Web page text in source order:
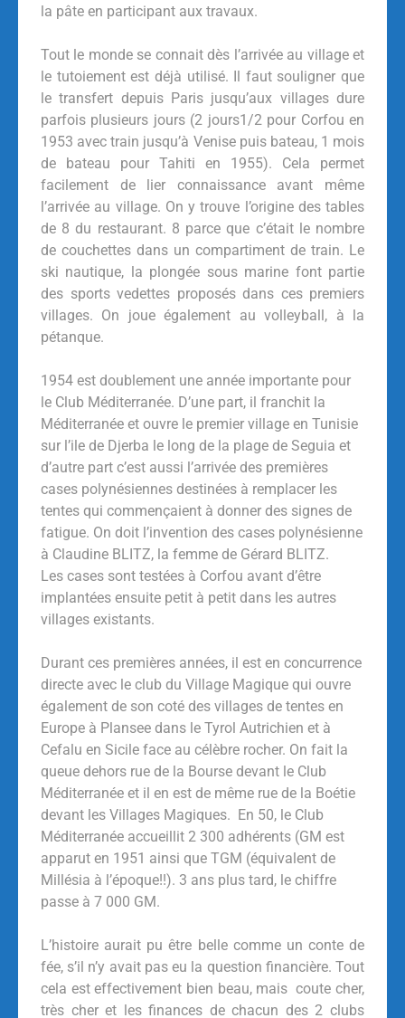
la pâte en participant aux travaux.
Tout le monde se connait dès l’arrivée au village et
le tutoiement est déjà utilisé. Il faut souligner que
le transfert depuis Paris jusqu’aux villages dure
parfois plusieurs jours (2 jours1/2 pour Corfou en
1953 avec train jusqu’à Venise puis bateau, 1 mois
de bateau pour Tahiti en 1955). Cela permet
facilement de lier connaissance avant même
l’arrivée au village. On y trouve l’origine des tables
de 8 du restaurant. 8 parce que c’était le nombre
de couchettes dans un compartiment de train. Le
ski nautique, la plongée sous marine font partie
des sports vedettes proposés dans ces premiers
villages. On joue également au volleyball, à la
pétanque.
1954 est doublement une année importante pour
le Club Méditerranée. D’une part, il franchit la
Méditerranée et ouvre le premier village en Tunisie
sur l’ile de Djerba le long de la plage de Seguia et
d’autre part c’est aussi l’arrivée des premières
cases polynésiennes destinées à remplacer les
tentes qui commençaient à donner des signes de
fatigue. On doit l’invention des cases polynésienne
à Claudine BLITZ, la femme de Gérard BLITZ.
Les cases sont testées à Corfou avant d’être
implantées ensuite petit à petit dans les autres
villages existants.
Durant ces premières années, il est en concurrence
directe avec le club du Village Magique qui ouvre
également de son coté des villages de tentes en
Europe à Plansee dans le Tyrol Autrichien et à
Cefalu en Sicile face au célèbre rocher. On fait la
queue dehors rue de la Bourse devant le Club
Méditerranée et il en est de même rue de la Boétie
devant les Villages Magiques. En 50, le Club
Méditerranée accueillit 2 300 adhérents (GM est
apparut en 1951 ainsi que TGM (équivalent de
Millésia à l’époque!!). 3 ans plus tard, le chiffre
passe à 7 000 GM.
L’histoire aurait pu être belle comme un conte de
fée, s’il n’y avait pas eu la question financière. Tout
cela est effectivement bien beau, mais coute cher,
très cher et les finances de chacun des 2 clubs